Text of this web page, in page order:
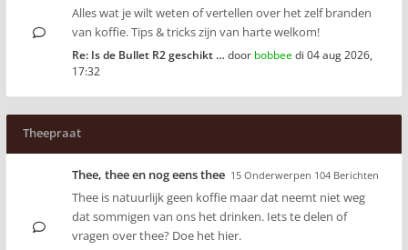
Alles wat je wilt weten of vertellen over het zelf branden
van koffie. Tips & tricks zijn van harte welkom!
Re: Is de Bullet R2 geschikt … door bobbeedi 04 aug 2026,
17:32
Theepraat
Thee, thee en nog eens thee 15 Onderwerpen 104 Berichten
Thee is natuurlijk geen koffie maar dat neemt niet weg
dat sommigen van ons het drinken. Iets te delen of
vragen over thee? Doe het hier.